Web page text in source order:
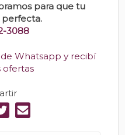
para que tu
perfecta.
3088
Whatsapp y recibí
ofertas